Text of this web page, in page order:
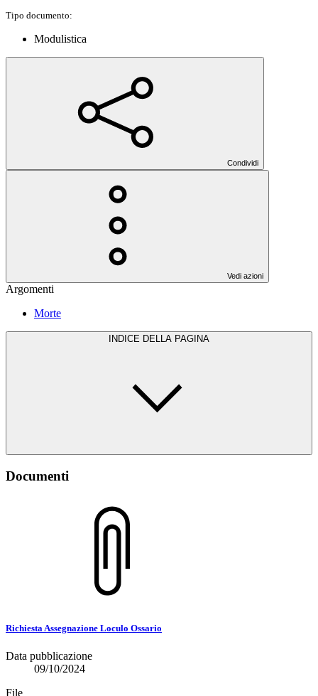
Tipo documento:
Modulistica
Condividi
Vedi azioni
Argomenti
Morte
INDICE DELLA PAGINA
Documenti
Richiesta Assegnazione Loculo Ossario
Data pubblicazione
09/10/2024
File